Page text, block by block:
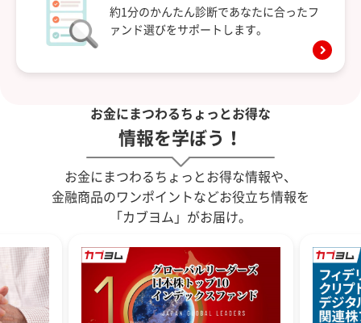
約1分のかんたん診断であなたに合ったフ
ァンド選びをサポートします。
お金にまつわるちょっとお得な
情報を学ぼう！
お金にまつわるちょっとお得な情報や、
金融商品のワンポイントなどお役立ち情報を
「カブヨム」がお届け。